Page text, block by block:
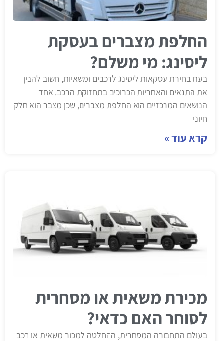
החלפת מצברים בעסקת
ליסינג: מי משלם?
בעת בחירת עסקאות ליסינג לרכבים ומשאיות, חשוב להבין
את התנאים והאחריות הכרוכים בתחזוקת הרכב. אחד
הנושאים המרכזיים הוא החלפת מצברים, שכן מצבר הוא חלק
חיוני
קרא עוד »
מכירת משאית או מסחרית
לסוחר האם כדאי?
בעולם התחבורה המסחרית, ההחלטה למכור משאית או רכב